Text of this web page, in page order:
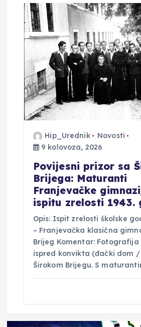
Hip_Urednik
Novosti
9 kolovoza, 2026
Povijesni prizor sa
Brijega: Maturanti
Franjevačke
ispitu zrelosti 1943.
Opis: Ispit zrelosti školske
– Franjevačka klasična
Brijeg Komentar: Fotografija
ispred konvikta (đački dom /
Širokom Brijegu. S